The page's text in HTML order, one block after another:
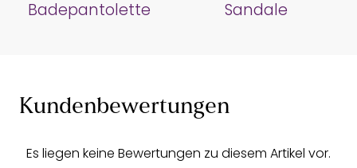
Badepantolette Sandale
Kundenbewertungen
Es liegen keine Bewertungen zu diesem Artikel vor.